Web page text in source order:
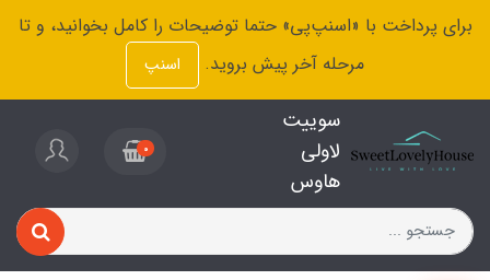
برای پرداخت با «اسنپ‌پی» حتما توضیحات را کامل بخوانید، و تا
مرحله آخر پیش بروید.
اسنپ
سوییت
لاولی
هاوس
0